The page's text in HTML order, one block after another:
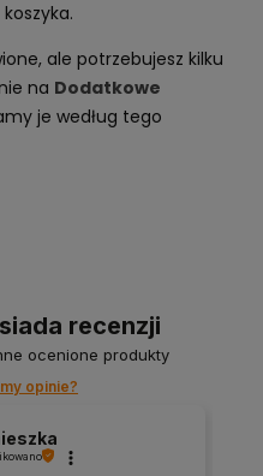
ale potrzebujesz kilku
na Dodatkowe
je według tego
recenzji
ocenione produkty
opinie?